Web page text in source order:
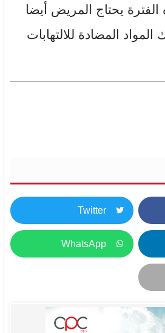
الفترة يحتاج المريض أيضا
المواد المضادة للالتهابات
Twitter
WhatsApp